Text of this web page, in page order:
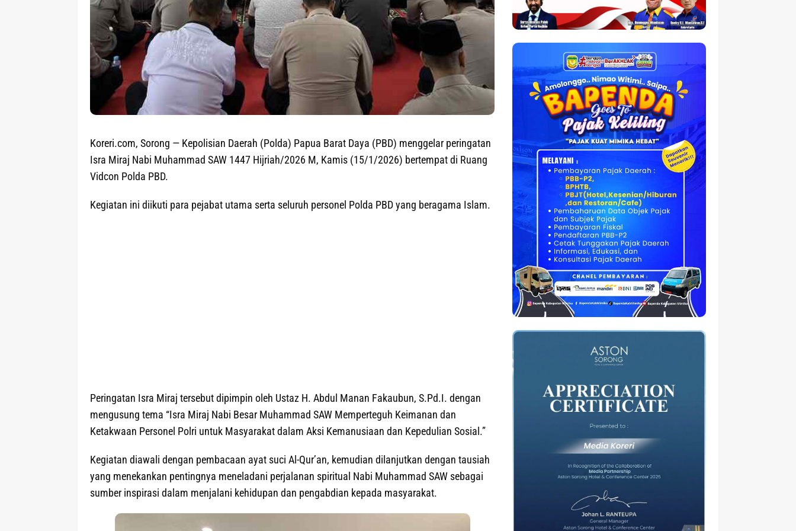
Koreri.com, Sorong — Kepolisian Daerah (Polda) Papua Barat Daya (PBD) menggelar peringatan
Isra Miraj Nabi Muhammad SAW 1447 Hijriah/2026 M, Kamis (15/1/2026) bertempat di Ruang
Vidcon Polda PBD.
Kegiatan ini diikuti para pejabat utama serta seluruh personel Polda PBD yang beragama Islam.
Peringatan Isra Miraj tersebut dipimpin oleh Ustaz H. Abdul Manan Fakaubun, S.Pd.I. dengan
mengusung tema “Isra Miraj Nabi Besar Muhammad SAW Memperteguh Keimanan dan
Ketakwaan Personel Polri untuk Masyarakat dalam Aksi Kemanusiaan dan Kepedulian Sosial.”
Kegiatan diawali dengan pembacaan ayat suci Al-Qur’an, kemudian dilanjutkan dengan tausiah
yang menekankan pentingnya meneladani perjalanan spiritual Nabi Muhammad SAW sebagai
sumber inspirasi dalam menjalani kehidupan dan pengabdian kepada masyarakat.